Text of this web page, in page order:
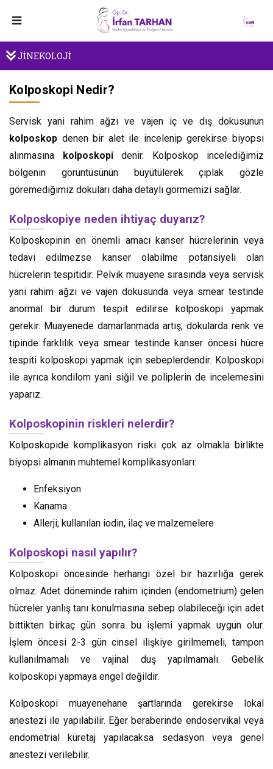
JİNEKOLOJİ
Kolposkopi Nedir?
Servisk yani rahim ağzı ve vajen iç ve dış dokusunun
kolposkop denen bir alet ile incelenip gerekirse biyopsi
alınmasına kolposkopidenir. Kolposkop incelediğimiz
bölgenin görüntüsünün büyütülerek çıplak gözle
göremediğimiz dokuları daha detaylı görmemizi sağlar.
Kolposkopiye neden ihtiyaç duyarız?
Kolposkopinin en önemli amacı kanser hücrelerinin veya
tedavi edilmezse kanser olabilme potansiyeli olan
hücrelerin tespitidir. Pelvik muayene sırasında veya servisk
yani rahim ağzı ve vajen dokusunda veya smear testinde
anormal bir durum tespit edilirse kolposkopi yapmak
gerekir. Muayenede damarlanmada artış, dokularda renk ve
tipinde farklılık veya smear testinde kanser öncesi hücre
tespiti kolposkopi yapmak için sebeplerdendir. Kolposkopi
ile ayrıca kondilom yani siğil ve poliplerin de incelemesini
yaparız.
Kolposkopinin riskleri nelerdir?
Kolposkopide komplikasyon riski çok az olmakla birlikte
biyopsi almanın muhtemel komplikasyonları:
Enfeksiyon
Kanama
Allerji; kullanılan iodin, ilaç ve malzemelere
Kolposkopi nasıl yapılır?
Kolposkopi öncesinde herhangi özel bir hazırlığa gerek
olmaz. Adet döneminde rahim içinden (endometrium) gelen
hücreler yanlış tanı konulmasına sebep olabileceği için adet
bittikten birkaç gün sonra bu işlemi yapmak uygun olur.
İşlem öncesi 2-3 gün cinsel ilişkiye girilmemeli, tampon
kullanılmamalı ve vajinal duş yapılmamalı. Gebelik
kolposkopi yapmaya engel değildir.
Kolposkopi muayenehane şartlarında gerekirse lokal
anestezi ile yapılabilir. Eğer beraberinde endoservikal veya
endometrial küretaj yapılacaksa sedasyon veya genel
anestezi verilebilir.